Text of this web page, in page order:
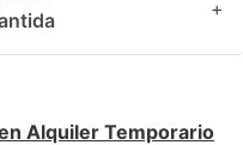
+
Alquiler Temporario